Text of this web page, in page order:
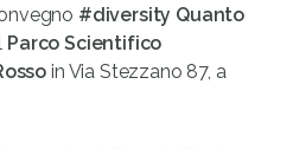
#diversity Quanto
Parco Scientifico
in Via Stezzano 87, a